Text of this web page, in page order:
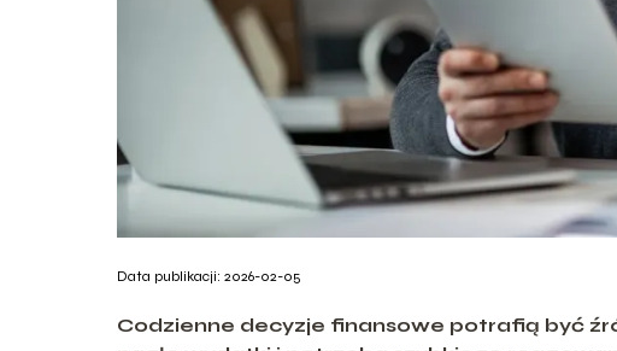
Data publikacji: 2026-02-05
Codzienne decyzje finansowe potrafią być